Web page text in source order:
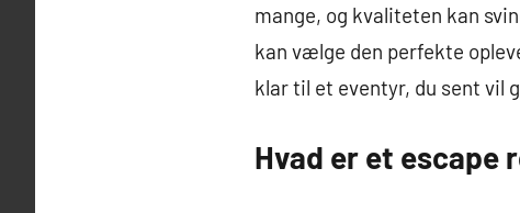
mange, og kvaliteten kan
kan vælge den perfekte
klar til et eventyr, du sent vil
Hvad er et escape